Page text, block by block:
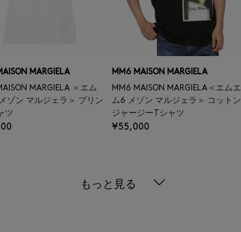
MARGIELA
MARGIELA ＜エム
ゾン マルジェラ＞ プリン
ツ
MM6 MAISON MARGIELA
MM6 MAISON MARGIELA＜エムエ
ム6 メゾン マルジェラ＞ コットン
ジャージーTシャツ
¥55,000
もっと見る